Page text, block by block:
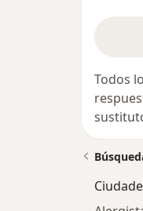
Todos